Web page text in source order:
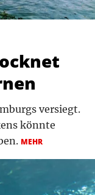
versiegt.
könnte
MEHR